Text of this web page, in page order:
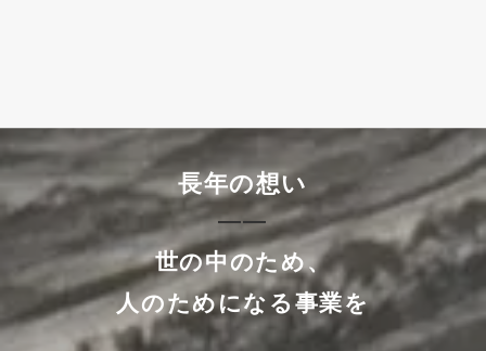
長年の想い
――
世の中のため、
人のためになる事業を